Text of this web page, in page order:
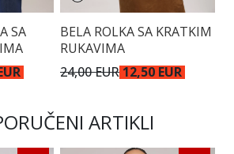
SA
BELA ROLKA SA KRATKIM
RUKAVIMA
24,00 EUR12,50 EUR
ARTIKLI